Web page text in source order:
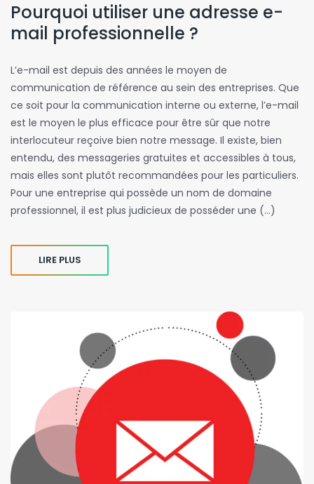
Pourquoi utiliser une adresse e-
mail professionnelle ?
L’e-mail est depuis des années le moyen de
communication de référence au sein des entreprises. Que
ce soit pour la communication interne ou externe, l’e-mail
est le moyen le plus efficace pour être sûr que notre
interlocuteur reçoive bien notre message. Il existe, bien
entendu, des messageries gratuites et accessibles à tous,
mais elles sont plutôt recommandées pour les particuliers.
Pour une entreprise qui possède un nom de domaine
professionnel, il est plus judicieux de posséder une (…)
LIRE PLUS